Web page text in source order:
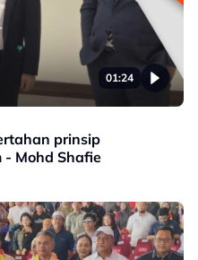
01:24
prinsip
Mohd Shafie